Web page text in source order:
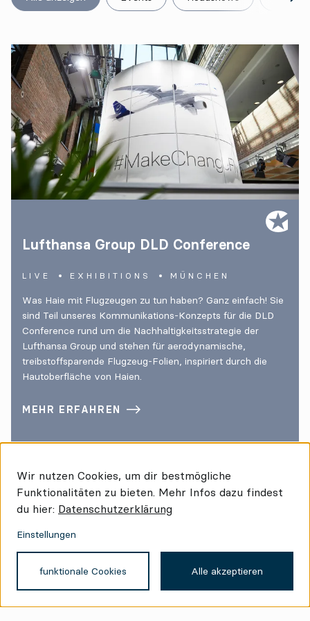
Lufthansa Group DLD Conference
LIVE EXHIBITIONS MÜNCHEN
Was Haie mit Flugzeugen zu tun haben? Ganz einfach! Sie
sind Teil unseres Kommunikations-Konzepts für die DLD
Conference rund um die Nachhaltigkeitsstrategie der
Lufthansa Group und stehen für aerodynamische,
treibstoffsparende Flugzeug-Folien, inspiriert durch die
Hautoberfläche von Haien.
MEHR ERFAHREN
Wir nutzen Cookies, um dir bestmögliche
Funktionalitäten zu bieten. Mehr Infos dazu findest
du hier: Datenschutzerklärung
Einstellungen
funktionale Cookies Alle akzeptieren